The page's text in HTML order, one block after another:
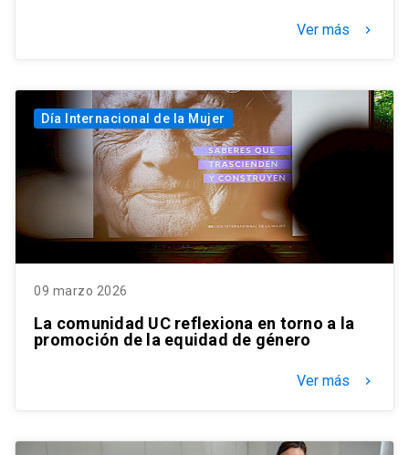
Ver más keyboard_arrow_right
Día Internacional de la Mujer
09 marzo 2026
La comunidad UC reflexiona en torno a la
promoción de la equidad de género
Ver más keyboard_arrow_right